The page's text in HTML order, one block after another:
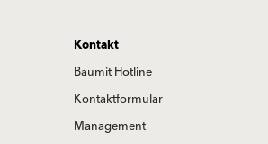
Kontakt
Baumit Hotline
Kontaktformular
Management